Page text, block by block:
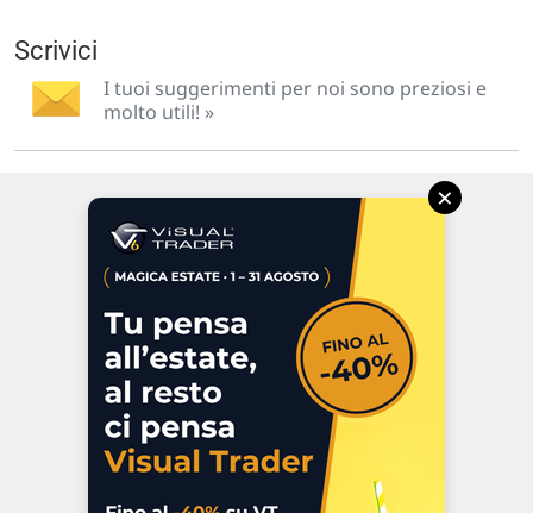
Scrivici
I tuoi suggerimenti per noi sono preziosi e
molto utili! »
47923 Rimini
P.IVA 02 452 460 401
Chi siamo
Commenti e segnalazioni
Contattaci
×